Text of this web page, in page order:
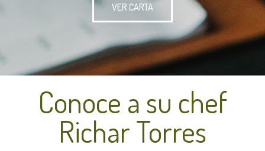
VER CARTA
Conoce a su chef
Richar Torres